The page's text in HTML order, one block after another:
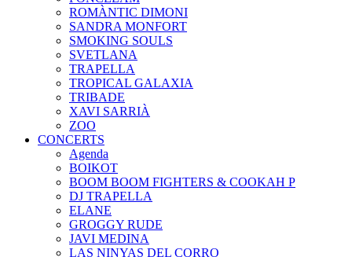
ROMÀNTIC DIMONI
SANDRA MONFORT
SMOKING SOULS
SVETLANA
TRAPELLA
TROPICAL GALAXIA
TRIBADE
XAVI SARRIÀ
ZOO
CONCERTS
Agenda
BOIKOT
BOOM BOOM FIGHTERS & COOKAH P
DJ TRAPELLA
ELANE
GROGGY RUDE
JAVI MEDINA
LAS NINYAS DEL CORRO